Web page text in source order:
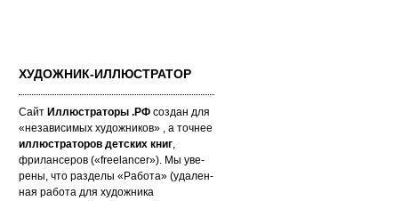
ХУДОЖНИК-ИЛЛЮСТРАТОР
Сайт Иллюстраторы .РФ создан для
«не­за­ви­си­мых ху­дож­ни­ков» , а точнее
иллюстраторов детских книг,
фрилансеров («fre­elan­cer»). Мы уве­
ре­ны, что раз­де­лы «Работа» (уда­лен­
ная работа для художника